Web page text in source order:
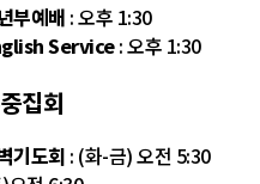
부예배 : 오후 1:30
Service: 오후 1:30
집회
기도회 : (화-금) 오전 5:30